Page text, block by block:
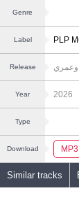
Genre
Label PLP
Release
Year 2026
Type
Download
Similar tracks